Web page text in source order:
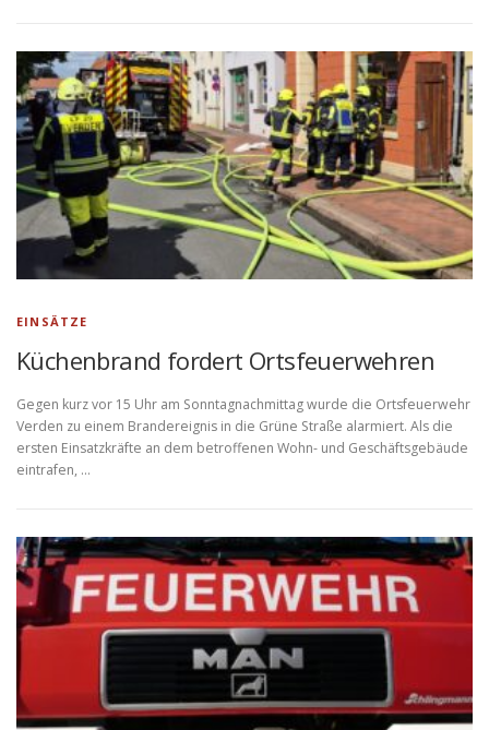
EINSÄTZE
Küchenbrand fordert Ortsfeuerwehren
Gegen kurz vor 15 Uhr am Sonntagnachmittag wurde die Ortsfeuerwehr
Verden zu einem Brandereignis in die Grüne Straße alarmiert. Als die
ersten Einsatzkräfte an dem betroffenen Wohn- und Geschäftsgebäude
eintrafen, …